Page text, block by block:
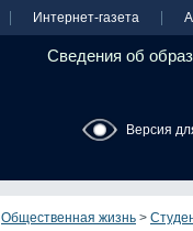
Интернет-газета
Сведения об
Версия
Общественная жизнь >